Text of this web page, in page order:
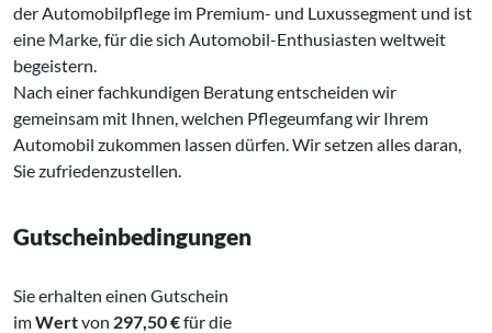
der Automobilpflege im Premium- und Luxussegment und ist
eine Marke, für die sich Automobil-Enthusiasten weltweit
begeistern.
Nach einer fachkundigen Beratung entscheiden wir
gemeinsam mit Ihnen, welchen Pflegeumfang wir Ihrem
Automobil zukommen lassen dürfen. Wir setzen alles daran,
Sie zufriedenzustellen.
Gutscheinbedingungen
Sie erhalten einen Gutschein
imWertvon 297,50 €für die